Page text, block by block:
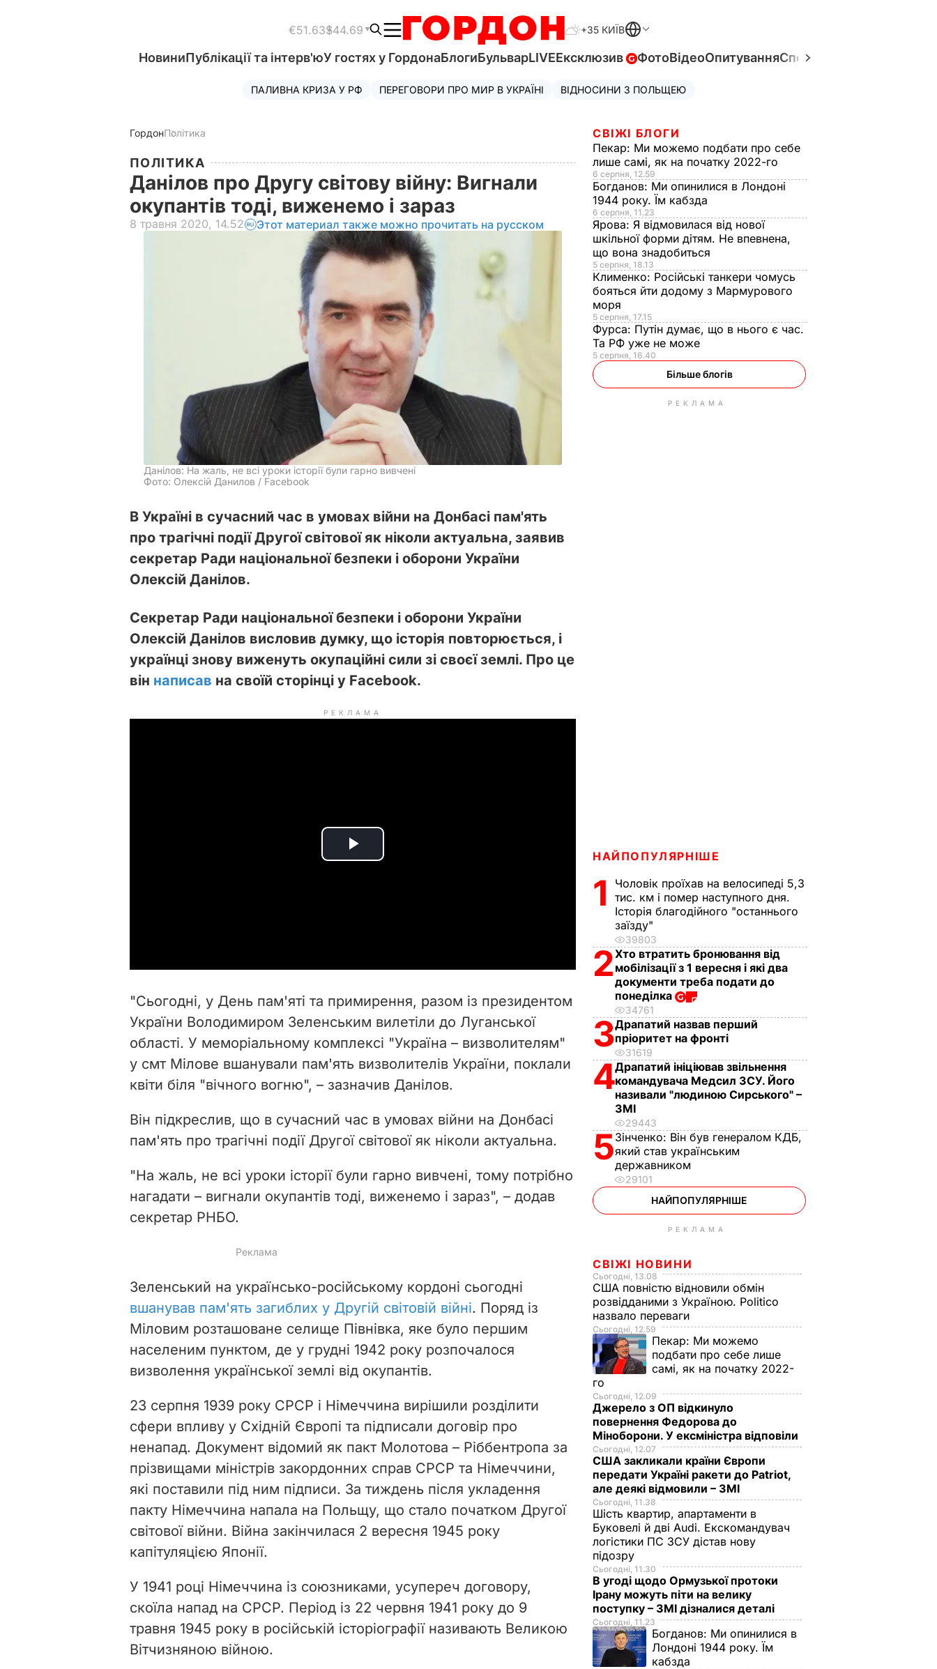
€51.63$44.69 +35 КИЇВ
НовиниПублікації та інтерв'юУ гостях у ГордонаБлогиБульварLIVEЕксклюзив ФотоВідеоОпитуванняСпецпроєкти
ПАЛИВНА КРИЗА У РФ ПЕРЕГОВОРИ ПРО МИР В УКРАЇНІ ВІДНОСИНИ З ПОЛЬЩЕЮ
ГордонПолітика
ПОЛІТИКА
Данілов про Другу світову війну: Вигнали
окупантів тоді, виженемо і зараз
8 травня 2020, 14.52 Этот материал также можно прочитать на русском
Данілов: На жаль, не всі уроки історії були гарно вивчені
Фото: Олексій Данилов / Facebook
В Україні в сучасний час в умовах війни на Донбасі пам'ять
про трагічні події Другої світової як ніколи актуальна, заявив
секретар Ради національної безпеки і оборони України
Олексій Данілов.
Секретар Ради національної безпеки і оборони України
Олексій Данілов висловив думку, що історія повторюється, і
українці знову виженуть окупаційні сили зі своєї землі. Про це
він написав на своїй сторінці у Facebook.
РЕКЛАМА
P
i
d
e
o
"Сьогодні, у День пам'яті та примирення, разом із президентом
України Володимиром Зеленським вилетіли до Луганської
області. У меморіальному комплексі "Україна – визволителям"
у смт Мілове вшанували пам'ять визволителів України, поклали
квіти біля "вічного вогню", – зазначив Данілов.
Він підкреслив, що в сучасний час в умовах війни на Донбасі
пам'ять про трагічні події Другої світової як ніколи актуальна.
"На жаль, не всі уроки історії були гарно вивчені, тому потрібно
нагадати – вигнали окупантів тоді, виженемо і зараз", – додав
секретар РНБО.
Зеленський на українсько-російському кордоні сьогодні
вшанував пам'ять загиблих у Другій світовій війні. Поряд із
Міловим розташоване селище Півнівка, яке було першим
населеним пунктом, де у грудні 1942 року розпочалося
визволення української землі від окупантів.
23 серпня 1939 року СРСР і Німеччина вирішили розділити
сфери впливу у Східній Європі та підписали договір про
ненапад. Документ відомий як пакт Молотова – Ріббентропа за
прізвищами міністрів закордонних справ СРСР та Німеччини,
які поставили під ним підписи. За тиждень після укладення
пакту Німеччина напала на Польщу, що стало початком Другої
світової війни. Війна закінчилася 2 вересня 1945 року
капітуляцією Японії.
У 1941 році Німеччина із союзниками, усупереч договору,
скоїла напад на СРСР. Період із 22 червня 1941 року до 9
травня 1945 року в російській історіографії називають Великою
Вітчизняною війною.
СВІЖІ БЛОГИ
Пекар: Ми можемо подбати про себе
лише самі, як на початку 2022-го
6 серпня, 12.59
Богданов: Ми опинилися в Лондоні
1944 року. Їм кабзда
6 серпня, 11.23
Ярова: Я відмовилася від нової
шкільної форми дітям. Не впевнена,
що вона знадобиться
5 серпня, 18.13
Клименко: Російські танкери чомусь
бояться йти додому з Мармурового
моря
5 серпня, 17.15
Фурса: Путін думає, що в нього є час.
Та РФ уже не може
5 серпня, 16.40
Більше блогів
РЕКЛАМА
НАЙПОПУЛЯРНІШЕ
1
Чоловік проїхав на велосипеді 5,3
тис. км і помер наступного дня.
Історія благодійного "останнього
заїзду"
39803
2Хто втратить бронювання від
мобілізації з 1 вересня і які два
документи треба подати до
понеділка
34761
3Драпатий назвав перший
пріоритет на фронті
31619
4Драпатий ініціював звільнення
командувача Медсил ЗСУ. Його
називали "людиною Сирського" –
ЗМІ
29443
5Зінченко: Він був генералом КДБ,
який став українським
державником
29101
НАЙПОПУЛЯРНІШЕ
РЕКЛАМА
СВІЖІ НОВИНИ
Сьогодні, 13.08
США повністю відновили обмін
розвідданими з Україною. Politico
назвало переваги
Сьогодні, 12.59
Пекар: Ми можемо
подбати про себе лише
самі, як на початку 2022-
го
Сьогодні, 12.09
Джерело з ОП відкинуло
повернення Федорова до
Міноборони. У ексміністра відповіли
Сьогодні, 12.07
США закликали країни Європи
передати Україні ракети до Patriot,
але деякі відмовили – ЗМІ
Сьогодні, 11.38
Шість квартир, апартаменти в
Буковелі й дві Audi. Екскомандувач
логістики ПС ЗСУ дістав нову
підозру
Сьогодні, 11.30
В угоді щодо Ормузької протоки
Ірану можуть піти на велику
поступку – ЗМІ дізналися деталі
Сьогодні, 11.23
Богданов: Ми опинилися в
Лондоні 1944 року. Їм
кабзда